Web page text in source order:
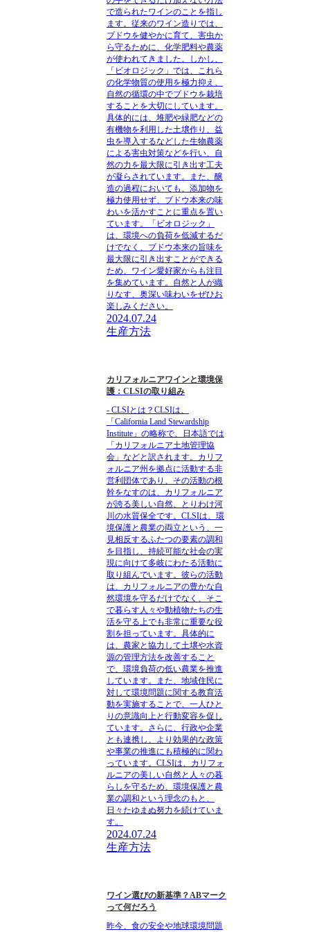
で造られたワインのことを指し
ます。従来のワイン造りでは、
ブドウを健やかに育て、害虫か
ら守るために、化学肥料や農薬
が使われてきました。しかし、
「ビオロジック」では、これら
の化学物質の使用を極力抑え、
自然の循環の中でブドウを栽培
することを大切にしています。
具体的には、堆肥や緑肥などの
有機物を利用した土壌作り、益
虫を導入するなどした生物農薬
による害虫対策などを行い、自
然の力を最大限に引き出す工夫
が凝らされています。また、醸
造の過程においても、添加物を
極力使用せず、ブドウ本来の味
わいを活かすことに重点を置い
ています。「ビオロジック」
は、環境への負荷を低減するだ
けでなく、ブドウ本来の旨味を
最大限に引き出すことができる
ため、ワイン愛好家からも注目
を集めています。自然と人が織
りなす、奥深い味わいをぜひお
楽しみください。
2024.07.24
生産方法
カリフォルニアワインと環境保
護：CLSIの取り組み
- CLSIとは？CLSIは、
「California Land Stewardship
Institute」の略称で、日本語では
「カリフォルニア土地管理協
会」などと訳されます。カリフ
ォルニア州を拠点に活動する非
営利団体であり、その活動の根
幹をなすのは、カリフォルニア
が誇る美しい自然、とりわけ河
川の水質保全です。CLSIは、環
境保護と農業の両立という、一
見相反するふたつの要素の調和
を目指し、持続可能な社会の実
現に向けて多岐にわたる活動に
取り組んでいます。彼らの活動
は、カリフォルニアの豊かな自
然環境を守るだけでなく、そこ
で暮らす人々や動植物たちの生
活を守る上でも非常に重要な役
割を担っています。具体的に
は、農家と協力して土壌や水資
源の管理方法を改善すること
で、環境負荷の低い農業を推進
しています。また、地域住民に
対して環境問題に関する教育活
動を実施することで、一人ひと
りの意識向上と行動変容を促し
ています。さらに、行政や企業
とも連携し、より効果的な政策
や事業の推進にも積極的に関わ
っています。CLSIは、カリフォ
ルニアの美しい自然と人々の暮
らしを守るため、環境保護と農
業の調和という理念のもと、
日々たゆまぬ努力を続けていま
す。
2024.07.24
生産方法
ワイン選びの新基準？ABマーク
って何だろう
昨今、食の安全や地球環境問題